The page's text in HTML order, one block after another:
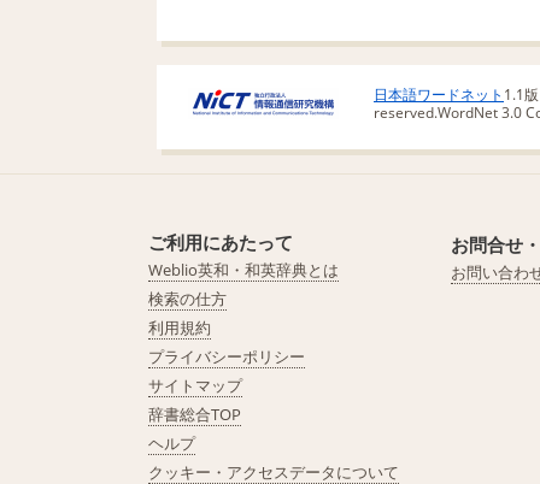
日本語ワードネット 1.1
reserved.WordNet 3.0
ご利用にあたって
Weblio英和・和英辞典とは
検索の仕方
利用規約
プライバシーポリシー
サイトマップ
辞書総合TOP
ヘルプ
クッキー・アクセスデータについて
お問合せ
お問い合わ